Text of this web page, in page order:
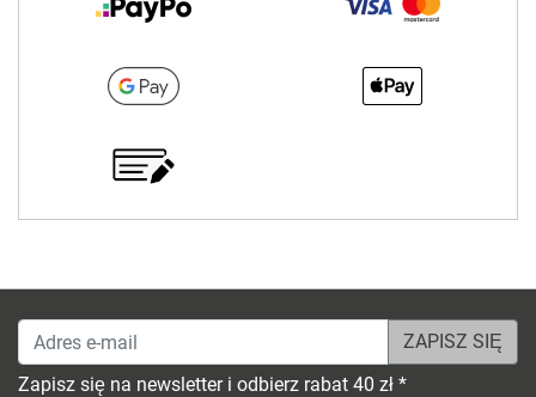
Adres e-mail
Zapisz się na newsletter i odbierz rabat 40 zł *